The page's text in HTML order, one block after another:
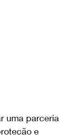
uma parceria
e